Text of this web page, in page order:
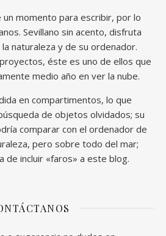
momento para escribir, por lo
Sevillano sin acento, disfruta
naturaleza y de su ordenador.
éste es uno de ellos que
medio año en ver la nube.
en compartimentos, lo que
de objetos olvidados; su
comparar con el ordenador de
pero sobre todo del mar;
de incluir «faros» a este blog.